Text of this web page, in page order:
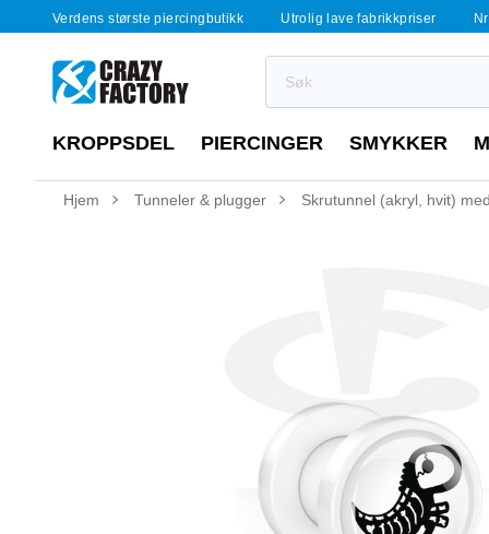
Verdens største piercingbutikk Utrolig lave fabrikkpriser
KROPPSDEL PIERCINGER SMYKKER
Hjem Tunneler & plugger Skrutunnel (akryl, hvit)